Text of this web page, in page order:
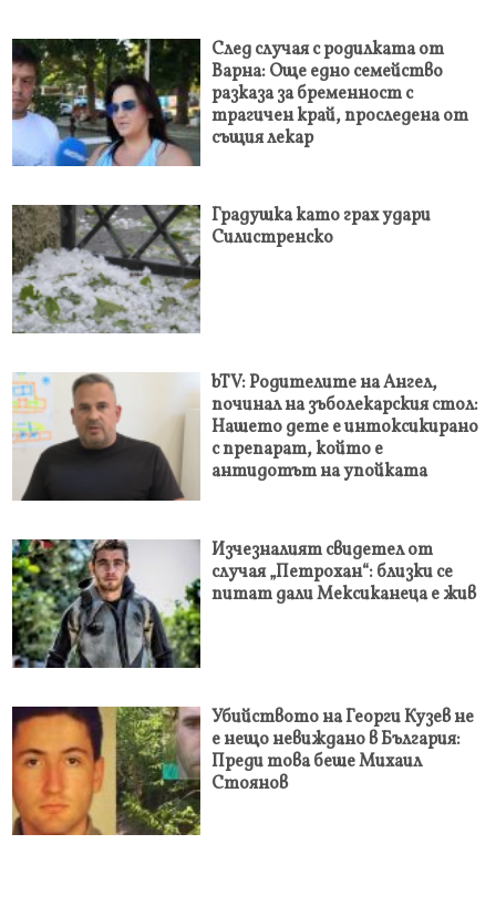
След случая с родилката от
Варна: Още едно семейство
разказа за бременност с
трагичен край, проследена от
същия лекар
Градушка като грах удари
Силистренско
bTV: Родителите на Ангел,
починал на зъболекарския стол:
Нашето дете е интоксикирано
с препарат, който е
антидотът на упойката
Изчезналият свидетел от
случая „Петрохан“: близки се
питат дали Мексиканеца е жив
Убийството на Георги Кузев не
е нещо невиждано в България:
Преди това беше Михаил
Стоянов